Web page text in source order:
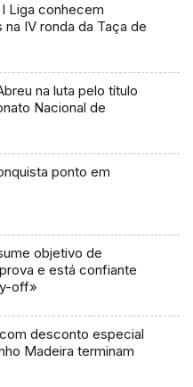
Liga conhecem
na IV ronda da Taça de
na luta pelo título
Nacional de
ponto em
objetivo de
e está confiante
off»
desconto especial